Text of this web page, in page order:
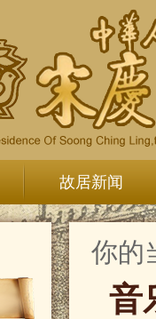
故居新闻
你的
音